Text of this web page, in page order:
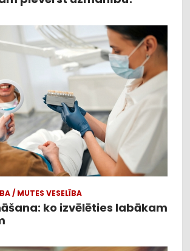
/ MUTES VESELĪBA
ko izvēlēties labākam